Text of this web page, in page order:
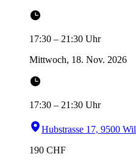
17:30 – 21:30 Uhr
Mittwoch, 18. Nov. 2026
17:30 – 21:30 Uhr
Hubstrasse 17, 9500 Wil
190 CHF